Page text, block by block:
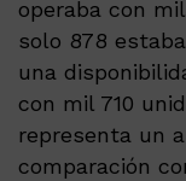
operaba con
solo 878
una
con mil 710
representa un
comparación